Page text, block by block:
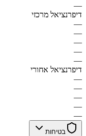
—
דיפרנציאל מרכזי
—
—
—
—
—
דיפרנציאל אחורי
—
—
—
—
—
בטיחות